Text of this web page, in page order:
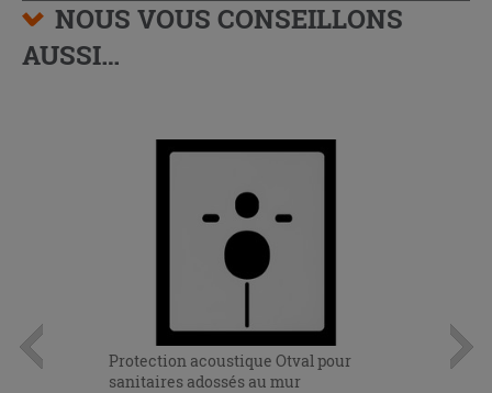
NOUS VOUS CONSEILLONS
AUSSI…
Protection acoustique Otval pour
sanitaires adossés au mur